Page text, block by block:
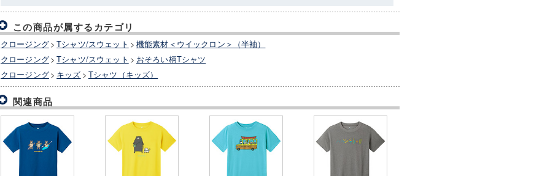
この商品が属するカテゴリ
クロージング> Tシャツ/スウェット > 機能素材＜ウイックロン＞（半袖）
クロージング> Tシャツ/スウェット > おそろい柄Tシャツ
クロージング> キッズ > Tシャツ（キッズ）
関連商品